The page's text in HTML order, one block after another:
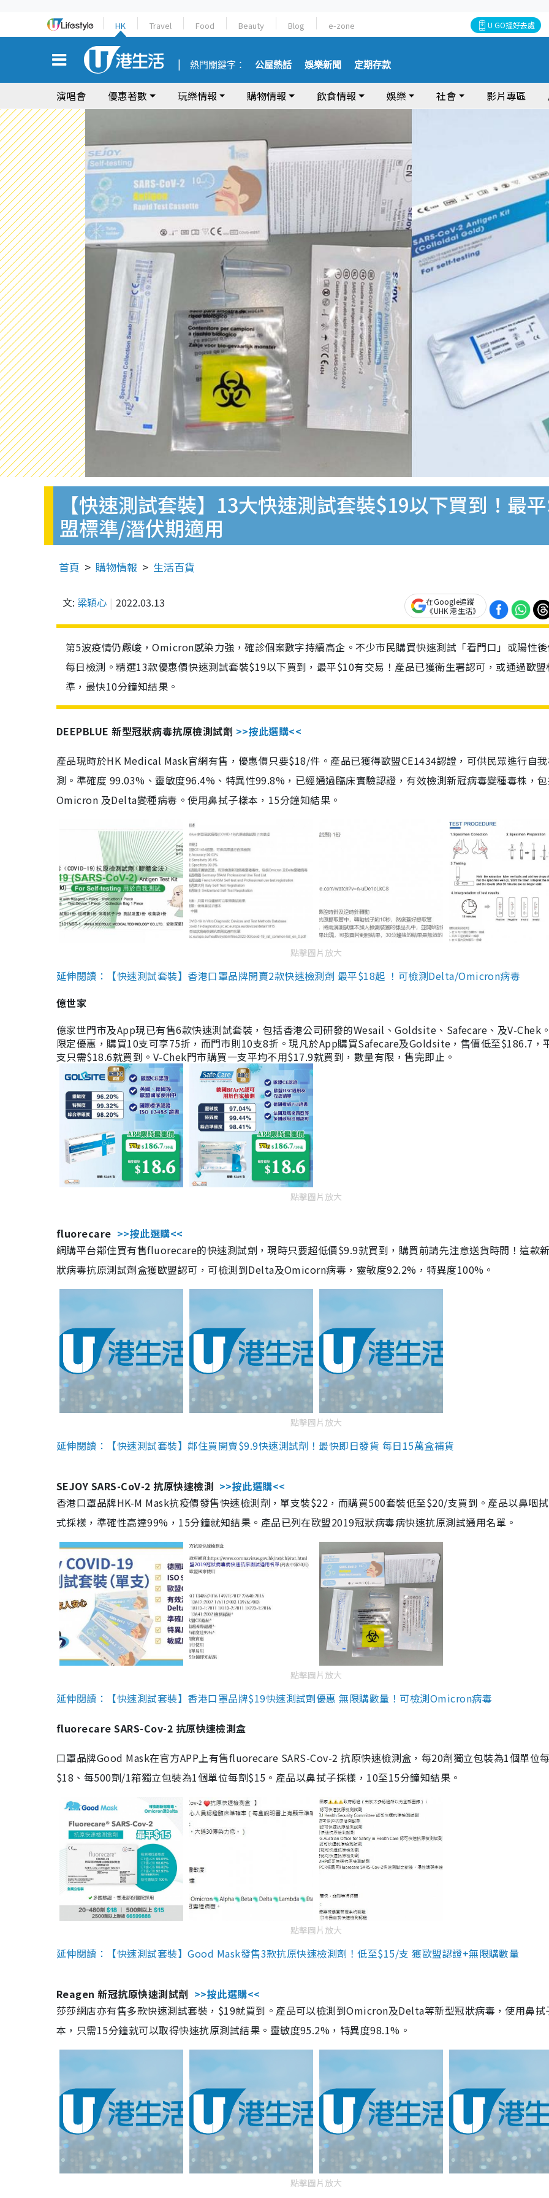
HK Travel Food Beauty Blog e-zone U GO搵好去處
熱門關鍵字： 公屋熱話 娛樂新聞 定期存款
演唱會 優惠著數 玩樂情報 購物情報 飲食情報 娛樂 社會 影片專區
【快速測試套裝】13大快速測試套裝$19以下買到！最
盟標準/潛伏期適用
首頁 購物情報 生活百貨
文: 梁穎心 2022.03.13
在Google追蹤
《UHK 港生活》
第5波疫情仍嚴峻，Omicron感染力強，確診個案數字持續高企。不少市民購買快速測試「看門口」或陽性
每日檢測。精選13款優惠價快速測試套裝$19以下買到，最平$10有交易！產品已獲衛生署認可，或通過歐盟
準，最快10分鐘知結果。
DEEPBLUE 新型冠狀病毒抗原檢測試劑 >>按此選購<<
產品現時於HK Medical Mask官網有售，優惠價只要$18/件。產品已獲得歐盟CE1434認證，可供民眾進行自
測。準確度 99.03%、靈敏度96.4%、特異性99.8%，已經通過臨床實驗認證，有效檢測新冠病毒變種毒株，
Omicron 及Delta變種病毒。使用鼻拭子樣本，15分鐘知結果。
點擊圖片放大
延伸閱讀：【快速測試套裝】香港口罩品牌開賣2款快速檢測劑 最平$18起 ！可檢測Delta/Omicron病毒
億世家
億家世門市及App現已有售6款快速測試套裝，包括香港公司研發的Wesail、Goldsite、Safecare、及V-Chek
限定優惠，購買10支可享75折，而門市則10支8折。現凡於App購買Safecare及Goldsite，售價低至$186.7，
支只需$18.6就買到。V-Chek門市購買一支平均不用$17.9就買到，數量有限，售完即止。
點擊圖片放大
fluorecare >>按此選購<<
網購平台鄰住買有售fluorecare的快速測試劑，現時只要超低價$9.9就買到，購買前請先注意送貨時間！這款
狀病毒抗原測試劑盒獲歐盟認可，可檢測到Delta及Omicorn病毒，靈敏度92.2%，特異度100%。
點擊圖片放大
延伸閱讀：【快速測試套裝】鄰住買開賣$9.9快速測試劑！最快即日發貨 每日15萬盒補貨
SEJOY SARS-CoV-2 抗原快速檢測 >>按此選購<<
香港口罩品牌HK-M Mask抗疫價發售快速檢測劑，單支裝$22，而購買500套裝低至$20/支買到。產品以鼻咽
式採樣，準確性高達99%，15分鐘就知結果。產品已列在歐盟2019冠狀病毒病快速抗原測試通用名單。
點擊圖片放大
延伸閱讀：【快速測試套裝】香港口罩品牌$19快速測試劑優惠 無限購數量！可檢測Omicron病毒
fluorecare SARS-Cov-2 抗原快速檢測盒
口罩品牌Good Mask在官方APP上有售fluorecare SARS-Cov-2 抗原快速檢測盒，每20劑獨立包裝為1個單位
$18、每500劑/1箱獨立包裝為1個單位每劑$15。產品以鼻拭子採樣，10至15分鐘知結果。
點擊圖片放大
延伸閱讀：【快速測試套裝】Good Mask發售3款抗原快速檢測劑！低至$15/支 獲歐盟認證+無限購數量
Reagen 新冠抗原快速測試劑 >>按此選購<<
莎莎網店亦有售多款快速測試套裝，$19就買到。產品可以檢測到Omicron及Delta等新型冠狀病毒，使用鼻拭
本，只需15分鐘就可以取得快速抗原測試結果。靈敏度95.2%，特異度98.1%。
點擊圖片放大